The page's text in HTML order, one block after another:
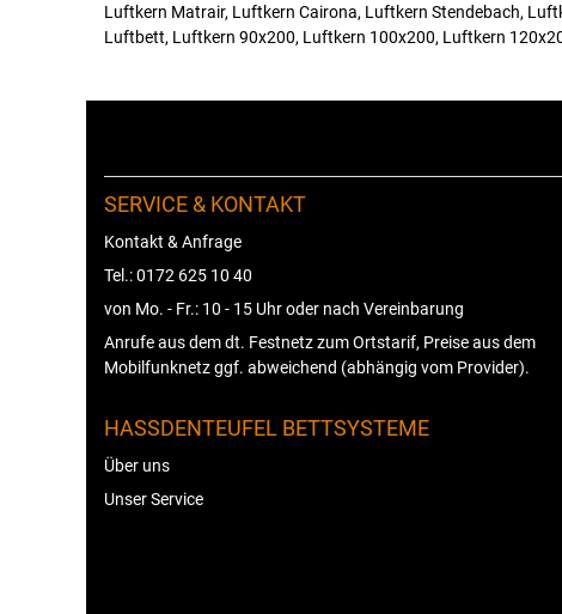
Luftkern Matrair, Luftkern Cairona, Luftkern Stendebach,
Luftbett, Luftkern 90x200, Luftkern 100x200, Luftkern
SERVICE & KONTAKT
Kontakt & Anfrage
Tel.: 0172 625 10 40
von Mo. - Fr.: 10 - 15 Uhr oder nach Vereinbarung
Anrufe aus dem dt. Festnetz zum Ortstarif, Preise aus dem
Mobilfunknetz ggf. abweichend (abhängig vom Provider).
HASSDENTEUFEL BETTSYSTEME
Über uns
Unser Service